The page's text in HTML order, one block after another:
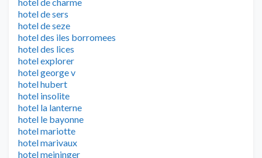
hotel de sers
hotel de seze
hotel des iles borromees
hotel des lices
hotel explorer
hotel george v
hotel hubert
hotel insolite
hotel la lanterne
hotel le bayonne
hotel mariotte
hotel marivaux
hotel meininger